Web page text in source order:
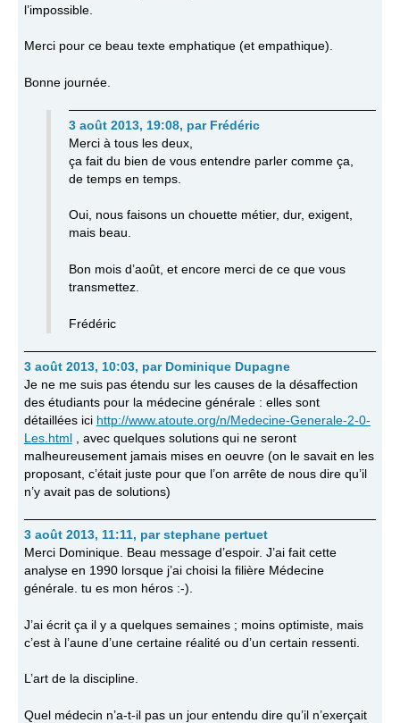
l’impossible.
Merci pour ce beau texte emphatique (et empathique).
Bonne journée.
3 août 2013, 19:08, par Frédéric
Merci à tous les deux,
ça fait du bien de vous entendre parler comme ça,
de temps en temps.
Oui, nous faisons un chouette métier, dur, exigent,
mais beau.
Bon mois d’août, et encore merci de ce que vous
transmettez.
Frédéric
3 août 2013, 10:03, par Dominique Dupagne
Je ne me suis pas étendu sur les causes de la désaffection
des étudiants pour la médecine générale : elles sont
détaillées ici http://www.atoute.org/n/Medecine-Generale-2-0-
Les.html
, avec quelques solutions qui ne seront
malheureusement jamais mises en oeuvre (on le savait en les
proposant, c’était juste pour que l’on arrête de nous dire qu’il
n’y avait pas de solutions)
3 août 2013, 11:11, par stephane pertuet
Merci Dominique. Beau message d’espoir. J’ai fait cette
analyse en 1990 lorsque j’ai choisi la filière Médecine
générale. tu es mon héros :-).
J’ai écrit ça il y a quelques semaines ; moins optimiste, mais
c’est à l’aune d’une certaine réalité ou d’un certain ressenti.
L’art de la discipline.
Quel médecin n’a-t-il pas un jour entendu dire qu’il n’exerçait